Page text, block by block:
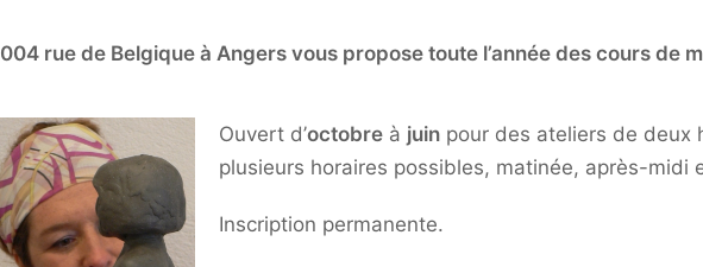
rue de Belgique à Angers vous propose toute l’année des cours de
Ouvert d’octobreà juinpour des ateliers de deux
plusieurs horaires possibles, matinée, après-midi
Inscription permanente.